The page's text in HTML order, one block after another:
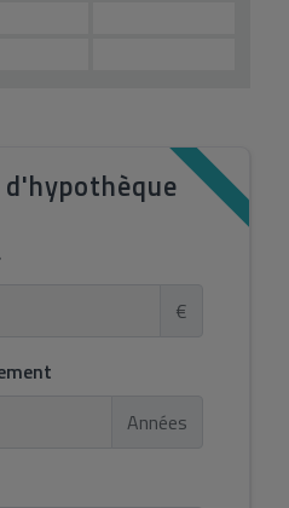
€
Années